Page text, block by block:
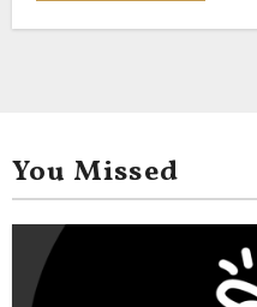
You Missed